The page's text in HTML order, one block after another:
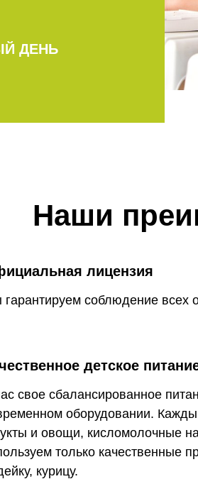
ДЕНЬ
Наши
лицензия
соблюдение всех
детское
свое сбалансированное
оборудовании.
и овощи, кисломолочные
только качественные
курицу.